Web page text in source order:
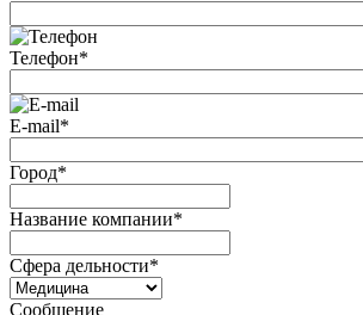
Телефон*
E-mail*
Город*
Название компании*
Сфера дельности*
Сообщение